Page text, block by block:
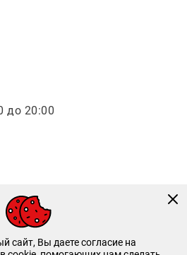
до 20:00
сайт, Вы даете согласие на